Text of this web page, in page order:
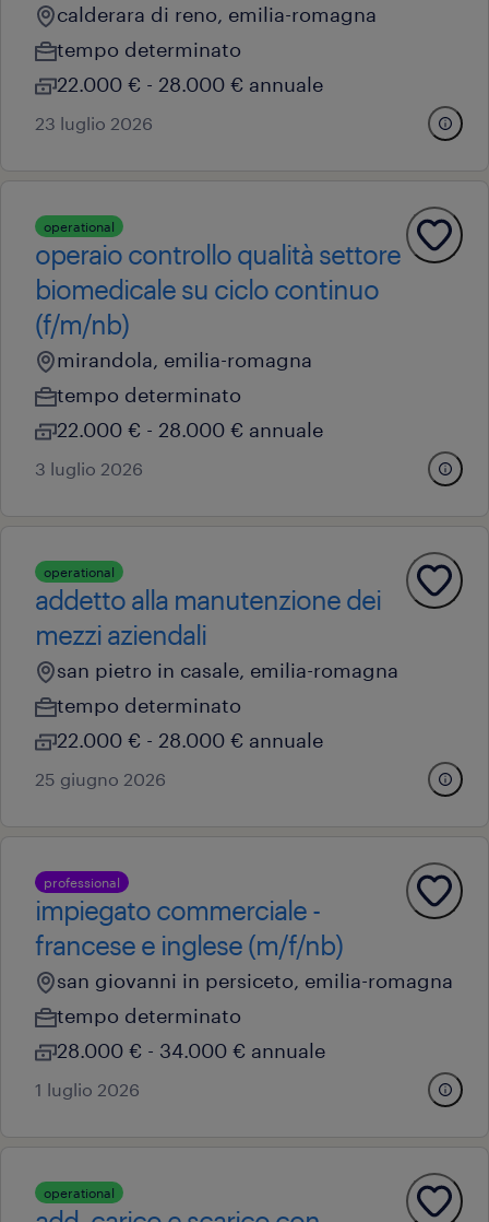
calderara di reno, emilia-romagna
tempo determinato
22.000 € - 28.000 € annuale
23 luglio 2026
operational
operaio controllo qualità settore
biomedicale su ciclo continuo
(f/m/nb)
mirandola, emilia-romagna
tempo determinato
22.000 € - 28.000 € annuale
3 luglio 2026
operational
addetto alla manutenzione dei
mezzi aziendali
san pietro in casale, emilia-romagna
tempo determinato
22.000 € - 28.000 € annuale
25 giugno 2026
professional
impiegato commerciale -
francese e inglese (m/f/nb)
san giovanni in persiceto, emilia-romagna
tempo determinato
28.000 € - 34.000 € annuale
1 luglio 2026
operational